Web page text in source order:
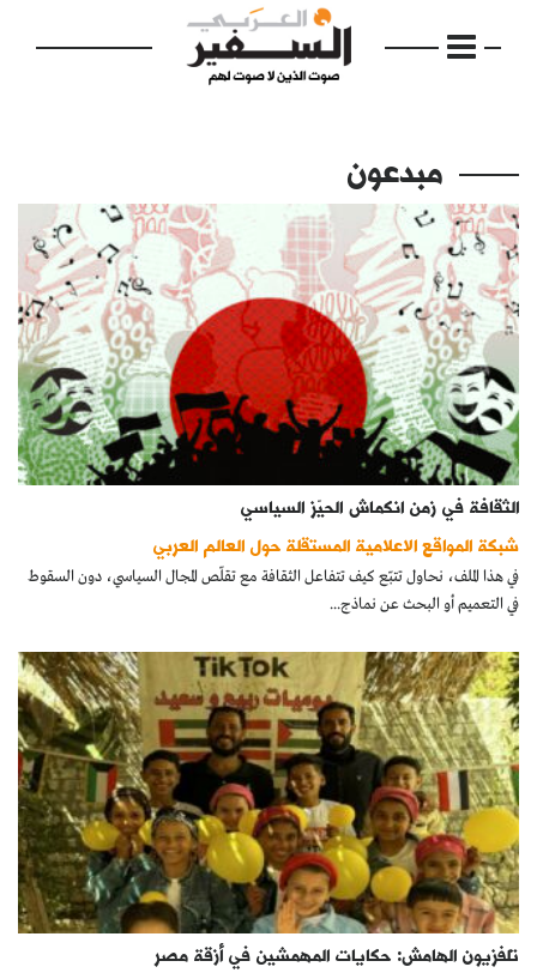
الرئيسية
مواضيع
إفتتاحية
فكرة
دفاتر
بالصورة
كتّابنا
الأرشيف
مبدعون
الثقافة في زمن انكماش الحيّز السياسي
شبكة المواقع الاعلامية المستقلة حول العالم العربي
في هذا الملف، نحاول تتبّع كيف تتفاعل الثقافة مع تقلّص المجال السياسي، دون السقوط
في التعميم أو البحث عن نماذج...
تلفزيون الهامش: حكايات المهمشين في أزقة مصر